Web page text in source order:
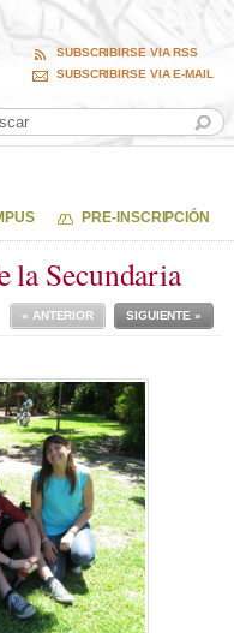
SUBSCRIBIRSE VIA RSS
SUBSCRIBIRSE VIA E-MAIL
PRE-INSCRIPCIÓN
la Secundaria
SIGUIENTE »
« ANTERIOR